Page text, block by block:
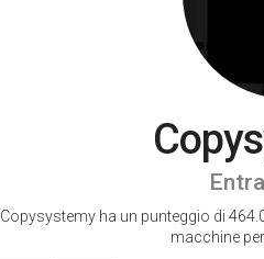
Copysystemy ha un punteggio di
macchine